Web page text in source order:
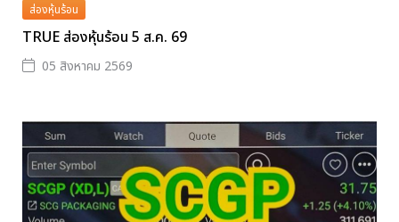
ส่องหุ้นร้อน
TRUE ส่องหุ้นร้อน 5 ส.ค. 69
05 สิงหาคม 2569